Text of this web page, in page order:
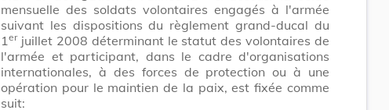
mensuelle des soldats volontaires engagés à l'armée
suivant les dispositions du règlement grand-ducal du
1 erjuillet 2008 déterminant le statut des volontaires de
l'armée et participant, dans le cadre d'organisations
internationales, à des forces de protection ou à une
opération pour le maintien de la paix, est fixée comme
suit: